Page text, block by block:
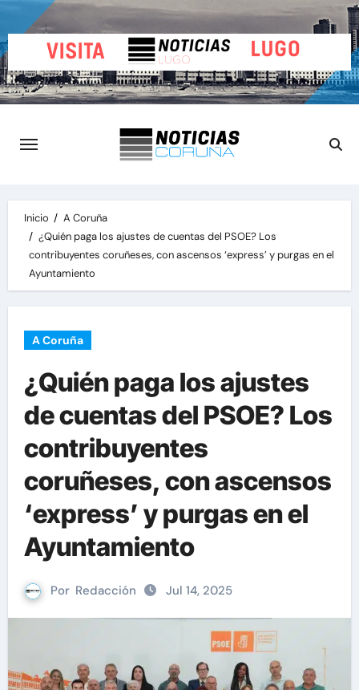
al
contenido
Inicio
A Coruña
¿Quién paga los ajustes de cuentas del PSOE? Los
contribuyentes coruñeses, con ascensos ‘express’ y purgas en el
Ayuntamiento
A Coruña
¿Quién paga los ajustes
de cuentas del PSOE? Los
contribuyentes
coruñeses, con ascensos
‘express’ y purgas en el
Ayuntamiento
Por Redacción Jul 14, 2025